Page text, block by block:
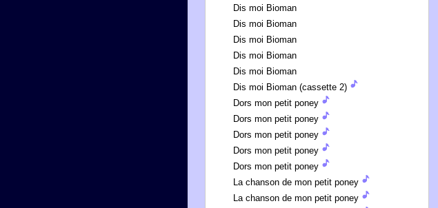
Dis moi Bioman
Dis moi Bioman
Dis moi Bioman
Dis moi Bioman
Dis moi Bioman
Dis moi Bioman (cassette 2)
Dors mon petit poney
Dors mon petit poney
Dors mon petit poney
Dors mon petit poney
Dors mon petit poney
La chanson de mon petit poney
La chanson de mon petit poney